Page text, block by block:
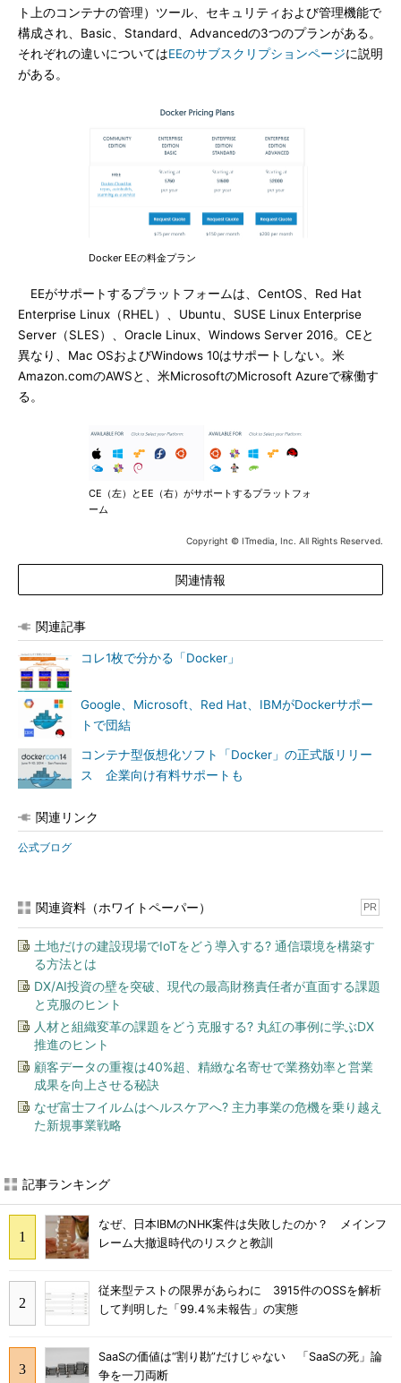
ト上のコンテナの管理）ツール、セキュリティおよび管理機能で
構成され、Basic、Standard、Advancedの3つのプランがある。
それぞれの違いについてはEEのサブスクリプションページに説明
がある。
Docker EEの料金プラン
EEがサポートするプラットフォームは、CentOS、Red Hat
Enterprise Linux（RHEL）、Ubuntu、SUSE Linux Enterprise
Server（SLES）、Oracle Linux、Windows Server 2016。CEと
異なり、Mac OSおよびWindows 10はサポートしない。米
Amazon.comのAWSと、米MicrosoftのMicrosoft Azureで稼働す
る。
CE（左）とEE（右）がサポートするプラットフォ
ーム
Copyright © ITmedia, Inc. All Rights Reserved.
関連情報
関連記事
コレ1枚で分かる「Docker」
Google、Microsoft、Red Hat、IBMがDockerサポー
トで団結
コンテナ型仮想化ソフト「Docker」の正式版リリー
ス 企業向け有料サポートも
関連リンク
公式ブログ
関連資料（ホワイトペーパー） PR
土地だけの建設現場でIoTをどう導入する? 通信環境を構築す
る方法とは
DX/AI投資の壁を突破、現代の最高財務責任者が直面する課題
と克服のヒント
人材と組織変革の課題をどう克服する? 丸紅の事例に学ぶDX
推進のヒント
顧客データの重複は40%超、精緻な名寄せで業務効率と営業
成果を向上させる秘訣
なぜ富士フイルムはヘルスケアへ? 主力事業の危機を乗り越え
た新規事業戦略
記事ランキング
なぜ、日本IBMのNHK案件は失敗したのか？ メインフ
レーム大撤退時代のリスクと教訓
従来型テストの限界があらわに 3915件のOSSを解析
して判明した「99.4％未報告」の実態
SaaSの価値は“割り勘”だけじゃない 「SaaSの死」論
争を一刀両断